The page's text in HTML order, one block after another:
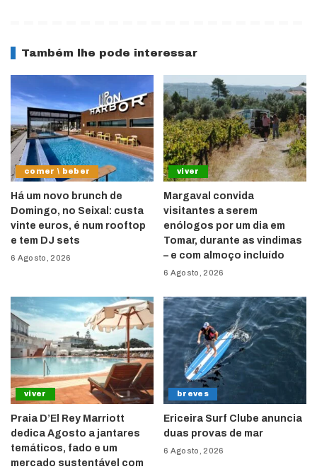
Também lhe pode interessar
comer \ beber
Há um novo brunch de
Domingo, no Seixal: custa
vinte euros, é num rooftop
e tem DJ sets
6 Agosto, 2026
viver
Margaval convida
visitantes a serem
enólogos por um dia em
Tomar, durante as vindimas
– e com almoço incluído
6 Agosto, 2026
viver
Praia D’El Rey Marriott
dedica Agosto a jantares
temáticos, fado e um
mercado sustentável com
breves
Ericeira Surf Clube anuncia
duas provas de mar
6 Agosto, 2026